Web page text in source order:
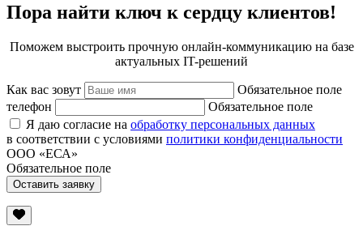
Пора найти ключ к сердцу клиентов!
Поможем выстроить прочную онлайн-коммуникацию на базе
актуальных IT-решений
Как вас зовут
Обязательное поле
телефон
Обязательное поле
Я даю согласие на обработку персональных данных
в соответствии с условиями политики конфиденциальности
ООО «ЕСА»
Обязательное поле
Оставить заявку